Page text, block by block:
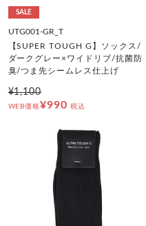
SALE
UTG001-GR_T
【SUPER TOUGH G】ソックス/
ダークグレー×ワイドリブ/抗菌防
臭/つま先シームレス仕上げ
¥1,100
WEB価格¥990 税込